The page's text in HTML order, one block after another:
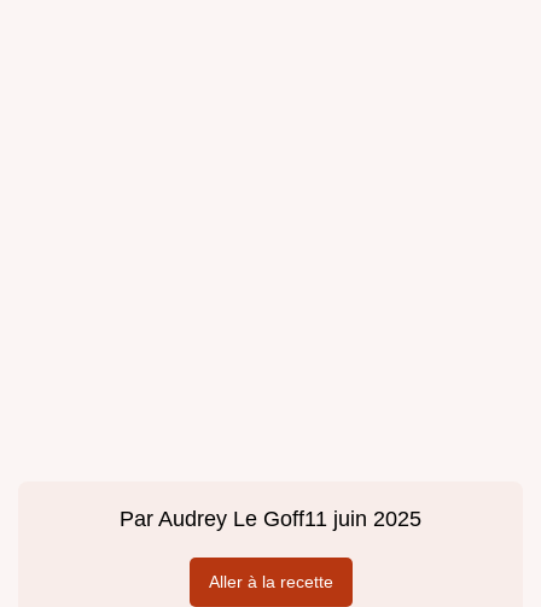
Par Audrey Le Goff11 juin 2025
Aller à la recette